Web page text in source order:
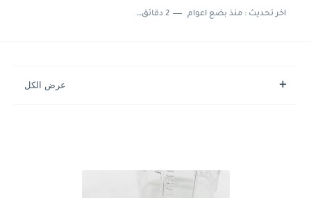
اخر تحديث :منذ بضع اعوام 2 دقائق للقراءة